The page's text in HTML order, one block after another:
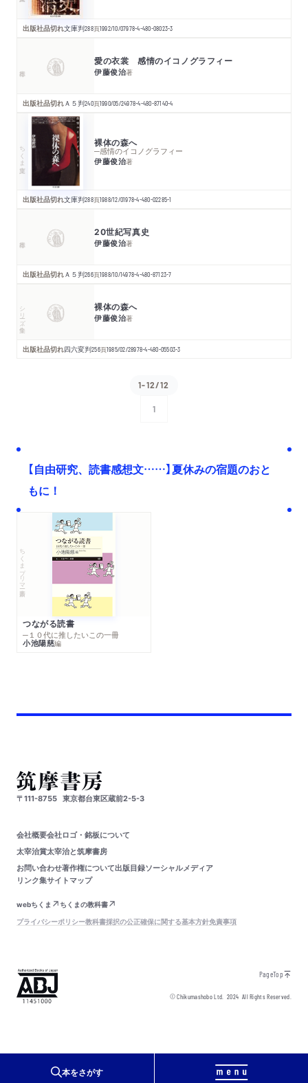
本をさがす
出版社品切れ文庫判288頁1992/10/07978-4-480-08023-3
愛の衣裳 感情のイコノグラフィー
伊藤俊治著
出版社品切れＡ５判240頁1990/05/24978-4-480-87140-4
ちくま文庫 裸体の森へ
─感情のイコノグラフィー
伊藤俊治著
出版社品切れ文庫判288頁1988/12/01978-4-480-02285-1
20世紀写真史
伊藤俊治著
出版社品切れＡ５判266頁1988/10/14978-4-480-87123-7
シリーズ・全集 裸体の森へ
伊藤俊治著
出版社品切れ四六変判256頁1985/02/28978-4-480-05503-3
1-12/12
1
【自由研究、読書感想文……】夏休みの宿題のおと
もに！
ちくまプリマー新書
つながる読書
─１０代に推したいこの一冊
小池陽慈編
〒111-8755 東京都台東区蔵前2-5-3
会社概要会社ロゴ・銘板について
太宰治賞太宰治と筑摩書房
お問い合わせ著作権について出版目録ソーシャルメディア
リンク集サイトマップ
webちくま
ちくまの教科書
プライバシーポリシー教科書採択の公正確保に関する基本方針免責事項
PageTop
© Chikumashobo Ltd.2024 All Rights Reserved.